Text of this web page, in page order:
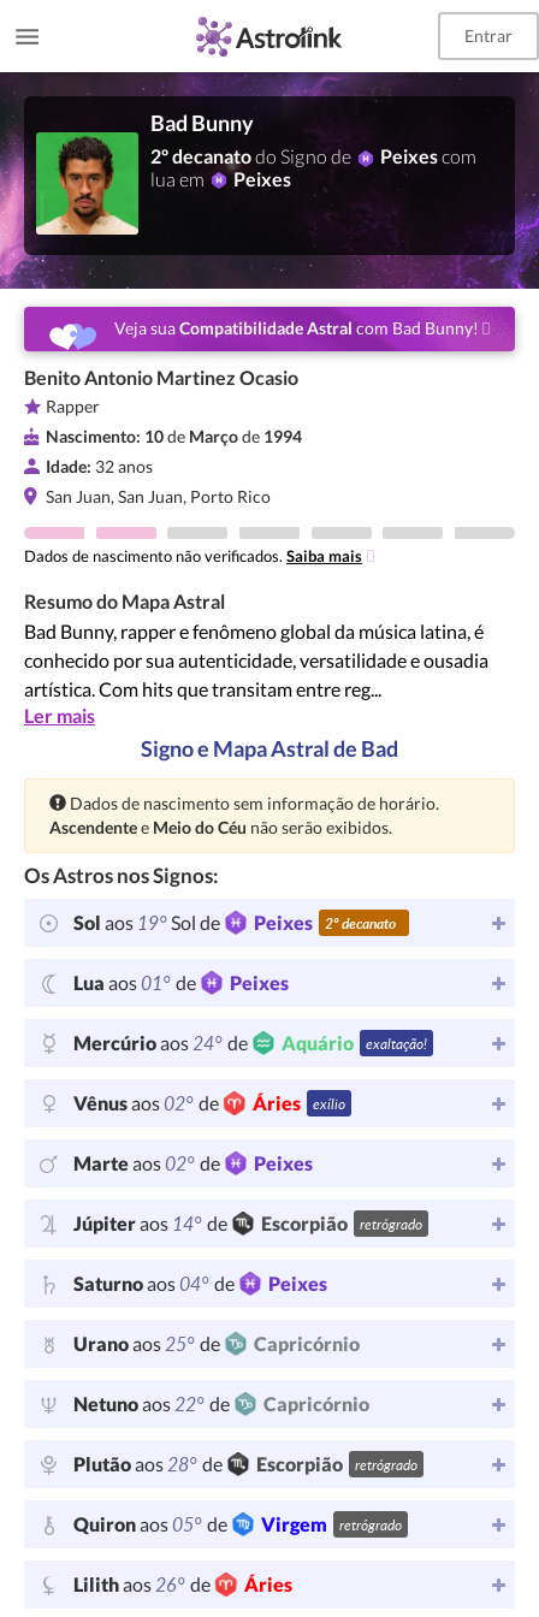
Entrar
Bad Bunny
2º decanatodo Signo de Peixescom
lua em
Peixes
Veja suaCompatibilidade Astral com Bad Bunny!
Benito Antonio Martinez Ocasio
Rapper
Nascimento: 10de Marçode 1994
Idade: 32 anos
San Juan, San Juan, Porto Rico
Dados de nascimento não verificados. Saiba mais
Resumo do Mapa Astral
Bad Bunny, rapper e fenômeno global da música latina, é
conhecido por sua autenticidade, versatilidade e ousadia
artística. Com hits que transitam entre reg...
Ler mais
Signo e Mapa Astral de Bad
Atenção:
Dados de nascimento sem informação de horário.
Ascendentee Meio do Céu não serão exibidos.
Os Astros nos Signos:
Sol aos 19°Sol de Peixes 2º decanato
Lua aos01° de Peixes
Mercúrioaos24° de Aquário exaltação!
Vênusaos02° de Áries exílio
Marteaos02° de Peixes
Júpiteraos 14° de Escorpião retrógrado
Saturnoaos04° de Peixes
Uranoaos25° de Capricórnio
Netunoaos22° de Capricórnio
Plutãoaos28° de Escorpião retrógrado
Quironaos05° de Virgem retrógrado
Lilithaos26° de Áries